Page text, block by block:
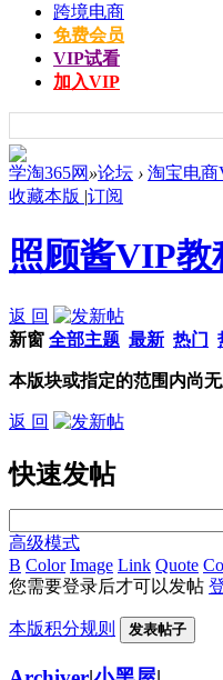
跨境电商
免费会员
VIP试看
加入VIP
学淘365网 »论坛 › 淘宝电商
收藏本版 |订阅
照顾酱VIP教
返 回
新窗 全部主题 最新 热门
本版块或指定的范围内尚
返 回
快速发帖
高级模式
B Color Image Link Quote
您需要登录后才可以发帖
本版积分规则 发表帖子